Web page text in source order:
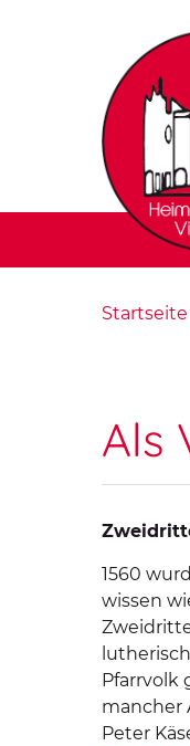
Startseite
Als
1560
wissen
Pfarrvolk
mancher
Peter